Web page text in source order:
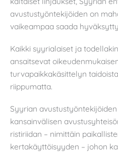
avustustyöntekijöiden on
vaikeampaa saada
Kaikki syyrialaiset ja
ansaitsevat
turvapaikkakäsittelyn
riippumatta.
Syyrian
kansainvälisen
ristiriidan – nimittäin
kertakäyttöisyyden – johon